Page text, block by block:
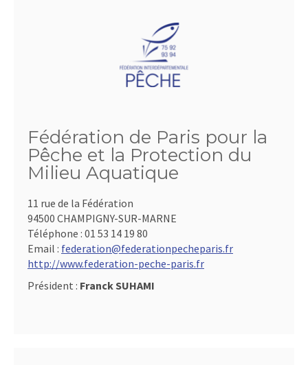
Fédération de Paris pour la
Pêche et la Protection du
Milieu Aquatique
11 rue de la Fédération
94500 CHAMPIGNY-SUR-MARNE
Téléphone : 01 53 14 19 80
Email : federation@federationpecheparis.fr
http://www.federation-peche-paris.fr
Président : Franck SUHAMI